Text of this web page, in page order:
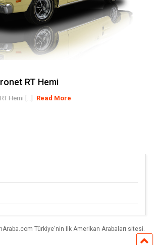
RT Hemi
Hemi [...] Read More
Türkiye'nin Ilk Amerikan Arabaları sitesi.